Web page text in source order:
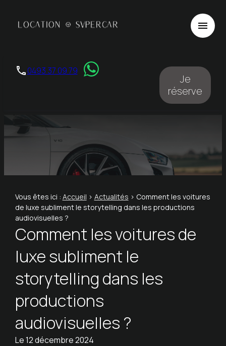
menu
phone0493 37 09 79
Je
réserve
Vous êtes ici : Accueil > Actualités > Comment les voitures
de luxe subliment le storytelling dans les productions
audiovisuelles ?
Comment les voitures de
luxe subliment le
storytelling dans les
productions
audiovisuelles ?
Le12 décembre 2024